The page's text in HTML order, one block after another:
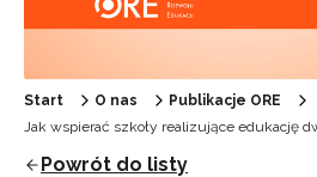
Start O nas
Publikacje ORE
Jak wspierać szkoły realizujące edukację
Powrót do listy